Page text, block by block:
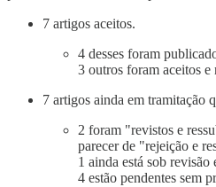
7 artigos aceitos.
4 desses foram
3 outros foram aceitos e
7 artigos ainda em tramitação
2 foram "revistos e
parecer de "rejeição e
1 ainda está sob
4 estão pendentes sem